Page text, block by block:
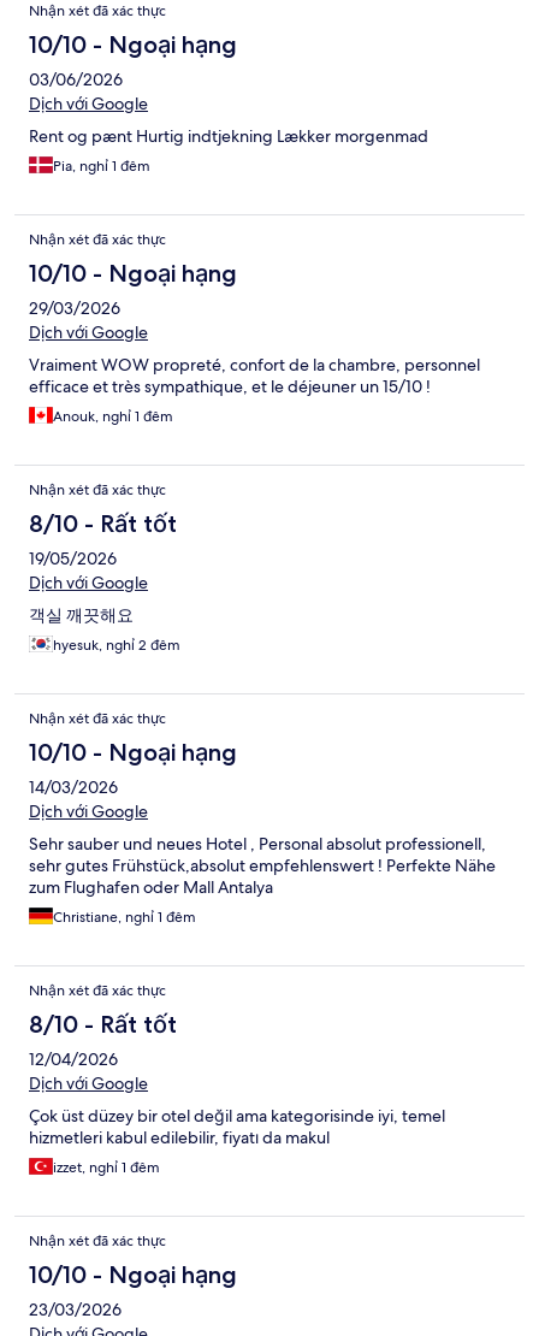
Nhận xét đã xác thực
10/10 - Ngoại hạng
03/06/2026
Dịch với Google
Rent og pænt Hurtig indtjekning Lækker morgenmad
Pia, nghỉ 1 đêm
Nhận xét đã xác thực
10/10 - Ngoại hạng
29/03/2026
Dịch với Google
Vraiment WOW propreté, confort de la chambre, personnel
efficace et très sympathique, et le déjeuner un 15/10 !
Anouk, nghỉ 1 đêm
Nhận xét đã xác thực
8/10 - Rất tốt
19/05/2026
Dịch với Google
객실 깨끗해요
hyesuk, nghỉ 2 đêm
Nhận xét đã xác thực
10/10 - Ngoại hạng
14/03/2026
Dịch với Google
Sehr sauber und neues Hotel , Personal absolut professionell,
sehr gutes Frühstück,absolut empfehlenswert ! Perfekte Nähe
zum Flughafen oder Mall Antalya
Christiane, nghỉ 1 đêm
Nhận xét đã xác thực
8/10 - Rất tốt
12/04/2026
Dịch với Google
Çok üst düzey bir otel değil ama kategorisinde iyi, temel
hizmetleri kabul edilebilir, fiyatı da makul
izzet, nghỉ 1 đêm
Nhận xét đã xác thực
10/10 - Ngoại hạng
23/03/2026